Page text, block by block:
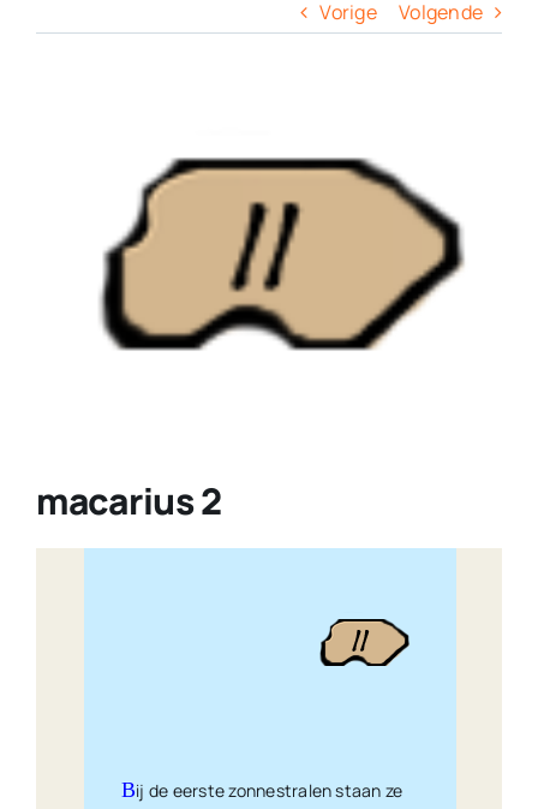
Vorige Volgende
macarius 2
Bij de eerste zonnestralen staan ze